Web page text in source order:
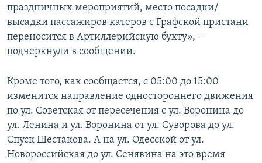
праздничных мероприятий, место посадки/
высадки пассажиров катеров с Графской пристани
переносится в Артиллерийскую бухту», –
подчеркнули в сообщении.
Кроме того, как сообщается, с 05:00 до 15:00
изменится направление одностороннего движения
по ул. Советская от пересечения с ул. Воронина до
ул. Ленина и ул. Воронина от ул. Суворова до ул.
Спуск Шестакова. А на ул. Одесской от ул.
Новороссийская до ул. Сенявина на это время